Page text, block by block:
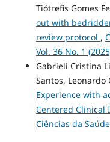
Tiótrefis Gomes
out with
review protocol ,
Vol. 36 No. 1
Gabrieli Cristina
Santos, Leonardo
Experience with
Centered Clinical
Ciências da